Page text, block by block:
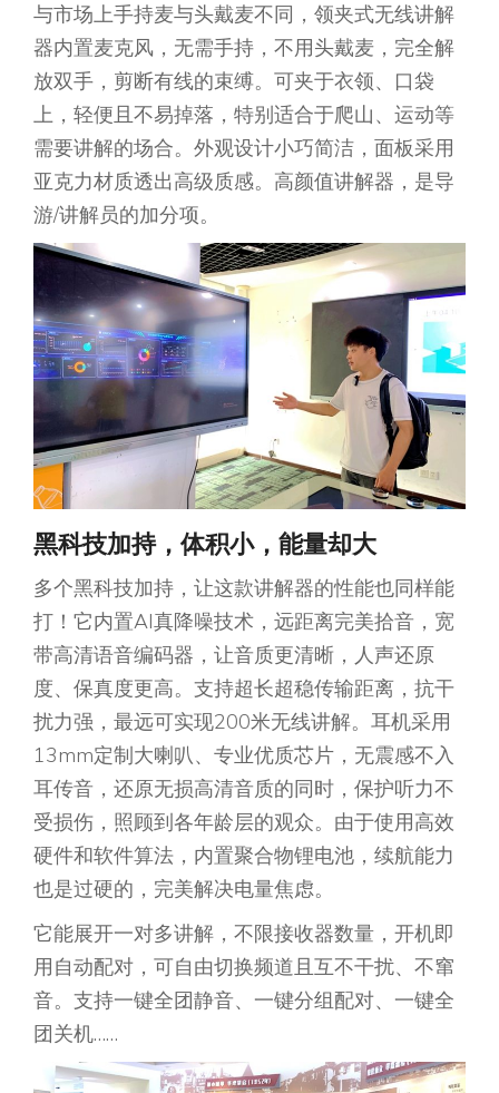
与市场上手持麦与头戴麦不同，领夹式无线讲解
器内置麦克风，无需手持，不用头戴麦，完全解
放双手，剪断有线的束缚。可夹于衣领、口袋
上，轻便且不易掉落，特别适合于爬山、运动等
需要讲解的场合。外观设计小巧简洁，面板采用
亚克力材质透出高级质感。高颜值讲解器，是导
游/讲解员的加分项。
黑科技加持，体积小，能量却大
多个黑科技加持，让这款讲解器的性能也同样能
打！它内置AI真降噪技术，远距离完美拾音，宽
带高清语音编码器，让音质更清晰，人声还原
度、保真度更高。支持超长超稳传输距离，抗干
扰力强，最远可实现200米无线讲解。耳机采用
13mm定制大喇叭、专业优质芯片，无震感不入
耳传音，还原无损高清音质的同时，保护听力不
受损伤，照顾到各年龄层的观众。由于使用高效
硬件和软件算法，内置聚合物锂电池，续航能力
也是过硬的，完美解决电量焦虑。
它能展开一对多讲解，不限接收器数量，开机即
用自动配对，可自由切换频道且互不干扰、不窜
音。支持一键全团静音、一键分组配对、一键全
团关机……